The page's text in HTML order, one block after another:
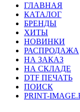
ГЛАВНАЯ
КАТАЛОГ
БРЕНДЫ
ХИТЫ
НОВИНКИ
РАСПРОДАЖА
НА ЗАКАЗ
НА СКЛАДЕ
DTF ПЕЧАТЬ
ПОИСК
PRINT-